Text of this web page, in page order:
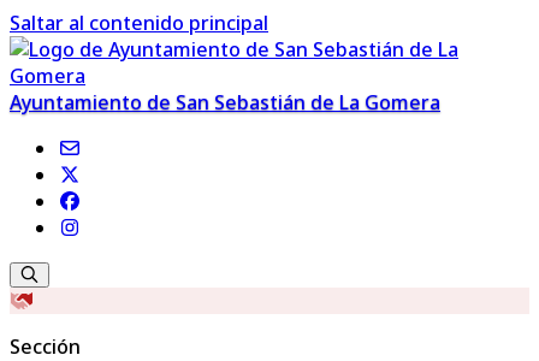
Saltar al contenido principal
Ayuntamiento de San Sebastián de La Gomera
Sección